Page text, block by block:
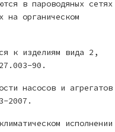
в пароводяных сетях
на органическом
к изделиям вида 2,
90.
насосов и агрегатов
2007.
исполнении